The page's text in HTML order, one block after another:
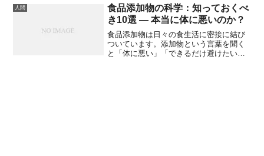
ればいいのかと思っていました。しかし
実際にやってみると、安全装備や測定
器、観察用の道具など、必要なものが意
外と多いことに気づきました。
人間
食品添加物の科学：知っておくべ
き10選 — 本当に体に悪いのか？
食品添加物は日々の食生活に密接に結び
ついています。添加物という言葉を聞く
と「体に悪い」「できるだけ避けたい」